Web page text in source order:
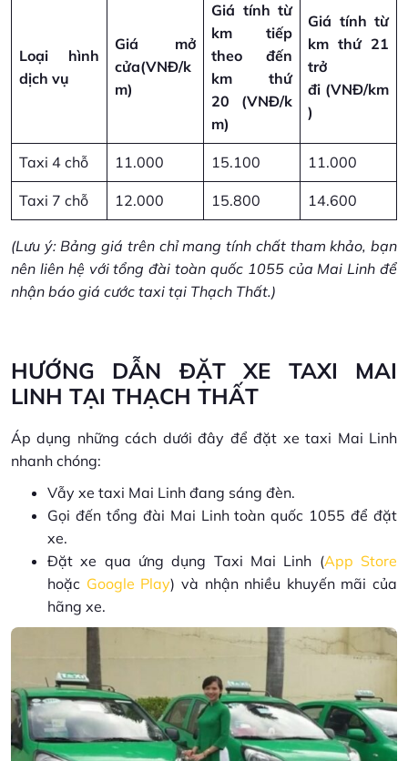
Loại hình
dịch vụ
Giá mở
cửa(VNĐ/k
m)
Giá tính từ
km tiếp
theo đến
km thứ
20 (VNĐ/k
m)
Giá tính từ
km thứ 21
trở
đi (VNĐ/km
)
Taxi 4 chỗ 11.000 15.100 11.000
Taxi 7 chỗ 12.000 15.800 14.600
(Lưu ý: Bảng giá trên chỉ mang tính chất tham khảo, bạn
nên liên hệ với tổng đài toàn quốc 1055 của Mai Linh để
nhận báo giá cước taxi tại Thạch Thất.)
HƯỚNG DẪN ĐẶT XE TAXI MAI
LINH TẠI THẠCH THẤT
Áp dụng những cách dưới đây để đặt xe taxi Mai Linh
nhanh chóng:
Vẫy xe taxi Mai Linh đang sáng đèn.
Gọi đến tổng đài Mai Linh toàn quốc 1055 để đặt
xe.
Đặt xe qua ứng dụng Taxi Mai Linh (App Store
hoặc Google Play) và nhận nhiều khuyến mãi của
hãng xe.